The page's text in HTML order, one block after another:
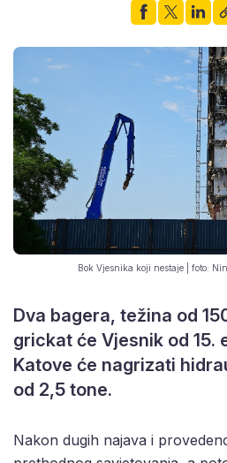
Bok Vjesnika koji nestaje | foto:
Dva bagera, težina od
grickat će Vjesnik od 15.
Katove će nagrizati
od 2,5 tone.
Nakon dugih najava i